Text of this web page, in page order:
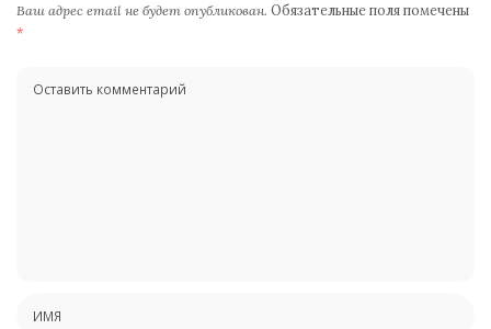
Ваш адрес email не будет опубликован. Обязательные поля помечены
*